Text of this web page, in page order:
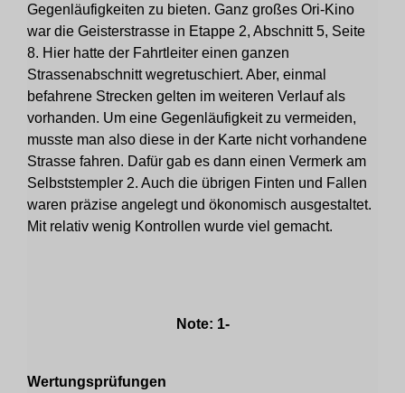
Gegenläufigkeiten zu bieten. Ganz großes Ori-Kino
war die Geisterstrasse in Etappe 2, Abschnitt 5, Seite
8. Hier hatte der Fahrtleiter einen ganzen
Strassenabschnitt wegretuschiert. Aber, einmal
befahrene Strecken gelten im weiteren Verlauf als
vorhanden. Um eine Gegenläufigkeit zu vermeiden,
musste man also diese in der Karte nicht vorhandene
Strasse fahren. Dafür gab es dann einen Vermerk am
Selbststempler 2. Auch die übrigen Finten und Fallen
waren präzise angelegt und ökonomisch ausgestaltet.
Mit relativ wenig Kontrollen wurde viel gemacht.
Note: 1-
Wertungsprüfungen